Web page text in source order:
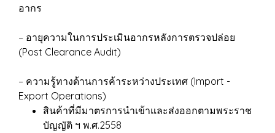
อากร
– อายุความในการประเมินอากรหลังการตรวจปล่อย
(Post Clearance Audit)
– ความรู้ทางด้านการค้าระหว่างประเทศ (Import -
Export Operations)
สินค้าที่มีมาตรการนำเข้าและส่งออกตามพระราช
บัญญัติ ฯ พ.ศ.2558